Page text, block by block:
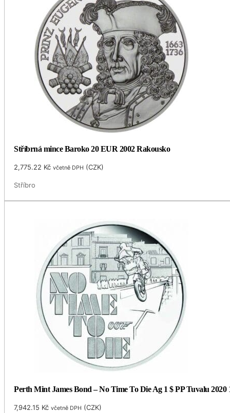
Stříbrná mince Baroko 20 EUR 2002 Rakousko
2,775.22 Kč včetně DPH (CZK)
Stříbro
Perth Mint James Bond – No Time To Die Ag 1 $ PP Tuvalu 2020
7,942.15 Kč včetně DPH (CZK)